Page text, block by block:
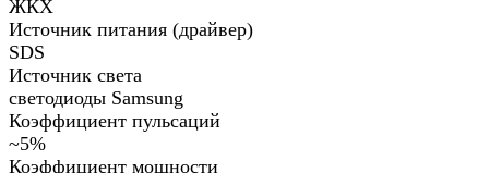
ЖКХ
Источник питания (драйвер)
SDS
Источник света
светодиоды Samsung
Коэффициент пульсаций
~5%
Коэффициент мощности